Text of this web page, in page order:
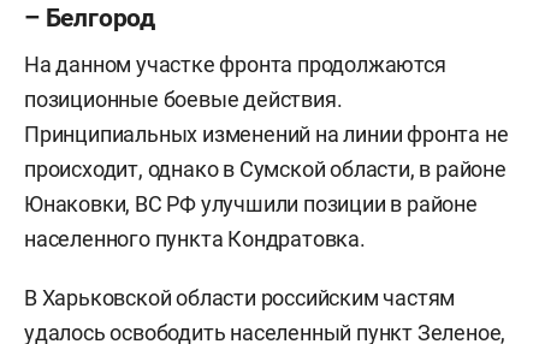
– Белгород
На данном участке фронта продолжаются
позиционные боевые действия.
Принципиальных изменений на линии фронта не
происходит, однако в Сумской области, в районе
Юнаковки, ВС РФ улучшили позиции в районе
населенного пункта Кондратовка.
В Харьковской области российским частям
удалось освободить населенный пункт Зеленое,